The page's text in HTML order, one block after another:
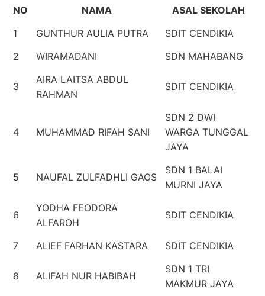
NO NAMA
ASAL SEKOLAH
1
GUNTHUR AULIA PUTRA
SDIT CENDIKIA
2
WIRAMADANI SDN MAHABANG
3
AIRA LAITSA ABDUL
RAHMAN
SDIT CENDIKIA
4 MUHAMMAD RIFAH SANI
SDN 2 DWI
WARGA TUNGGAL
JAYA
5 NAUFAL ZULFADHLI GAOS
SDN 1 BALAI
MURNI JAYA
6
YODHA FEODORA
ALFAROH
SDIT CENDIKIA
7 ALIEF FARHAN KASTARA SDIT CENDIKIA
8 ALIFAH NUR HABIBAH
SDN 1 TRI
MAKMUR JAYA